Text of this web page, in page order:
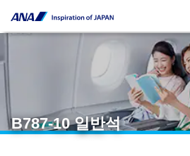
B787-10 일반석